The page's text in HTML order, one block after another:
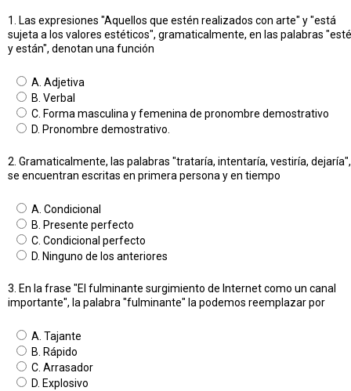
1. Las expresiones "Aquellos que estén realizados con arte" y "está
sujeta a los valores estéticos", gramaticalmente, en las palabras
y están", denotan una función
A. Adjetiva
B. Verbal
C. Forma masculina y femenina de pronombre demostrativo
D. Pronombre demostrativo.
2. Gramaticalmente, las palabras "trataría, intentaría, vestiría, dejaría",
se encuentran escritas en primera persona y en tiempo
A. Condicional
B. Presente perfecto
C. Condicional perfecto
D. Ninguno de los anteriores
3. En la frase "El fulminante surgimiento de Internet como un canal
importante", la palabra "fulminante" la podemos reemplazar por
A. Tajante
B. Rápido
C. Arrasador
D. Explosivo